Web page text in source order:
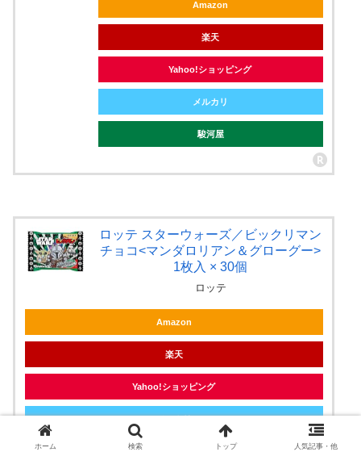
Amazon
楽天
Yahoo!ショッピング
メルカリ
駿河屋
ロッテ スターウォーズ／ビックリマン
チョコ<マンダロリアン＆グローグー>
1枚入 × 30個
ロッテ
Amazon
楽天
Yahoo!ショッピング
メルカリ
ホーム 検索 トップ 人気記事・他